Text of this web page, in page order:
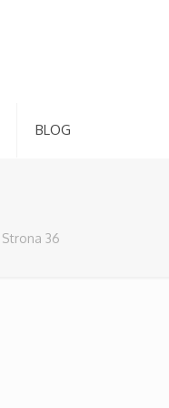
BLOG
Strona 36